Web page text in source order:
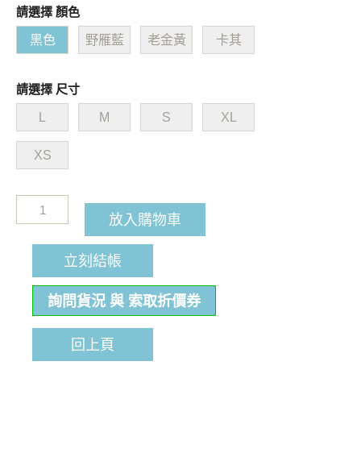
請選擇 顏色
黑色 野雁藍 老金黃 卡其
請選擇 尺寸
M S XL
XS
放入購物車
立刻結帳
詢問貨況 與 索取折價券
回上頁